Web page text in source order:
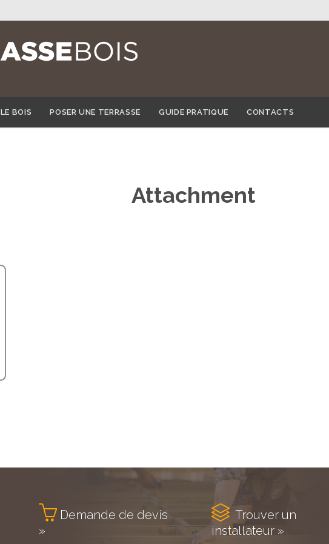
LE BOIS POSER UNE TERRASSE GUIDE PRATIQUE CONTACTS
Attachment
 Demande de devis
»
 Trouver un
installateur »